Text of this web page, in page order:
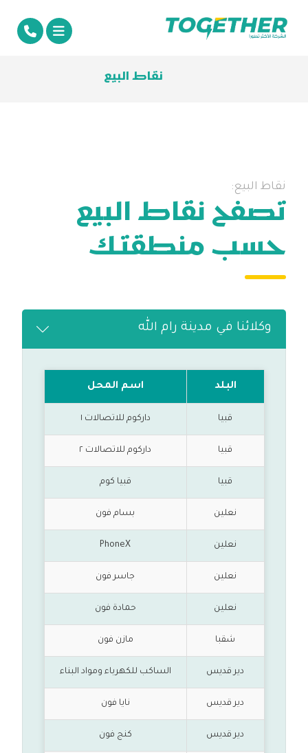
نقاط البيع
نقاط البيع:
تصفح نقاط البيع
حسب منطقتك
وكلائنا في مدينة رام الله
البلد اسم المحل
قبيا داركوم للاتصالات ١
قبيا داركوم للاتصالات ٢
قبيا قبيا كوم
نعلين بسام فون
نعلين PhoneX
نعلين جاسر فون
نعلين حمادة فون
شقبا مازن فون
دير قديس الساكب للكهرباء ومواد البناء
دير قديس نايا فون
دير قديس كنج فون